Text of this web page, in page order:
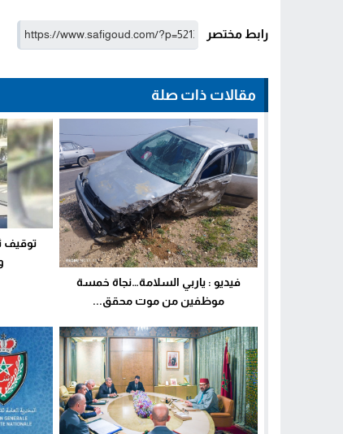
رابط مختصر
مقالات ذات صلة
فيديو : ياربي السلامة…نجاة خمسة
موظفين من موت محقق...
توقيف